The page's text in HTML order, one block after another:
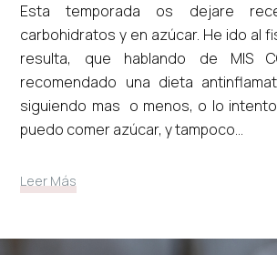
Esta temporada os dejare
carbohidratos y en azúcar. He ido al
resulta, que hablando de MIS
recomendado una dieta
siguiendo mas o menos, o lo
puedo comer azúcar, y tampoco...
Leer Más